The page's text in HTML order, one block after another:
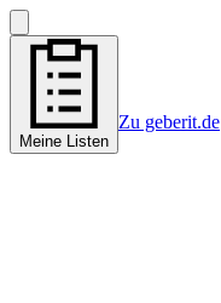
Meine Listen
Zu geberit.de